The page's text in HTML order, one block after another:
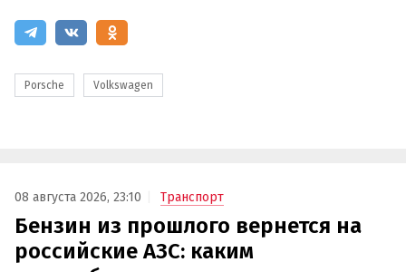
Porsche Volkswagen
08 августа 2026, 23:10 Транспорт
Бензин из прошлого вернется на
российские АЗС: каким